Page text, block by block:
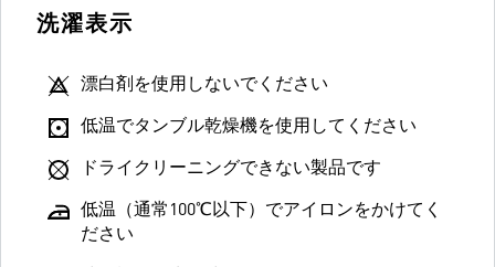
洗濯表示
漂白剤を使用しないでください
低温でタンブル乾燥機を使用してください
ドライクリーニングできない製品です
低温（通常100℃以下）でアイロンをかけてく
ださい